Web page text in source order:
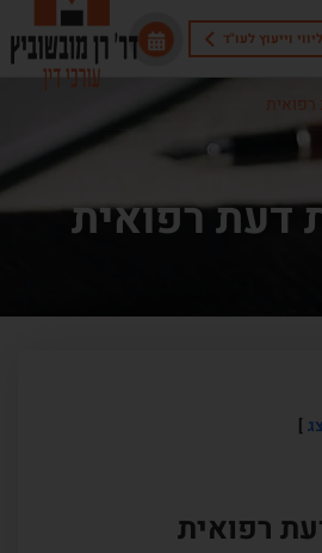
ליווי וייעוץ לעו"ד
דעת רפואית
רפואית